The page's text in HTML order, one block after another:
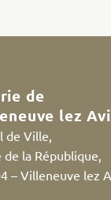
de
lez
de Ville,
de la République,
– Villeneuve lez